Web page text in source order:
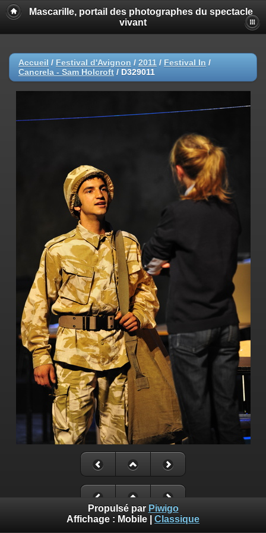
Mascarille, portail des photographes du spectacle
vivant
Accueil / Festival d'Avignon / 2011 / Festival In /
Cancrela - Sam Holcroft / D329011
Propulsé par Piwigo
Affichage : Mobile Classique